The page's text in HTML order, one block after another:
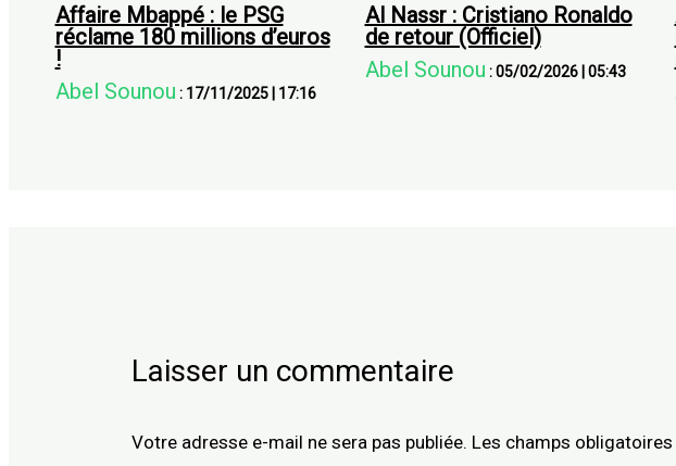
Affaire Mbappé : le PSG
réclame 180 millions d’euros
!
Abel Sounou : 17/11/2025| 17:16
Al Nassr : Cristiano Ronaldo
de retour (Officiel)
Abel Sounou :05/02/2026| 05:43
Laisser un commentaire
Votre adresse e-mail ne sera pas publiée. Les champs